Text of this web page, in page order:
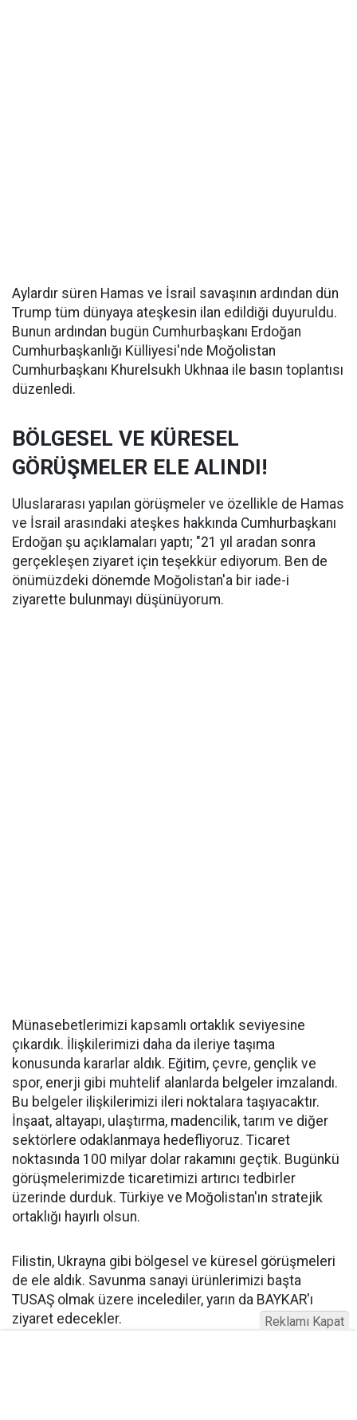
Aylardır süren Hamas ve İsrail savaşının ardından dün
Trump tüm dünyaya ateşkesin ilan edildiği duyuruldu.
Bunun ardından bugün Cumhurbaşkanı Erdoğan
Cumhurbaşkanlığı Külliyesi'nde Moğolistan
Cumhurbaşkanı Khurelsukh Ukhnaa ile basın toplantısı
düzenledi.
BÖLGESEL VE KÜRESEL
GÖRÜŞMELER ELE ALINDI!
Uluslararası yapılan görüşmeler ve özellikle de Hamas
ve İsrail arasındaki ateşkes hakkında Cumhurbaşkanı
Erdoğan şu açıklamaları yaptı; "21 yıl aradan sonra
gerçekleşen ziyaret için teşekkür ediyorum. Ben de
önümüzdeki dönemde Moğolistan'a bir iade-i
ziyarette bulunmayı düşünüyorum.
Münasebetlerimizi kapsamlı ortaklık seviyesine
çıkardık. İlişkilerimizi daha da ileriye taşıma
konusunda kararlar aldık. Eğitim, çevre, gençlik ve
spor, enerji gibi muhtelif alanlarda belgeler imzalandı.
Bu belgeler ilişkilerimizi ileri noktalara taşıyacaktır.
İnşaat, altayapı, ulaştırma, madencilik, tarım ve diğer
sektörlere odaklanmaya hedefliyoruz. Ticaret
noktasında 100 milyar dolar rakamını geçtik. Bugünkü
görüşmelerimizde ticaretimizi artırıcı tedbirler
üzerinde durduk. Türkiye ve Moğolistan'ın stratejik
ortaklığı hayırlı olsun.
Filistin, Ukrayna gibi bölgesel ve küresel görüşmeleri
de ele aldık. Savunma sanayi ürünlerimizi başta
TUSAŞ olmak üzere incelediler, yarın da BAYKAR'ı
ziyaret edecekler.
Reklamı Kapat